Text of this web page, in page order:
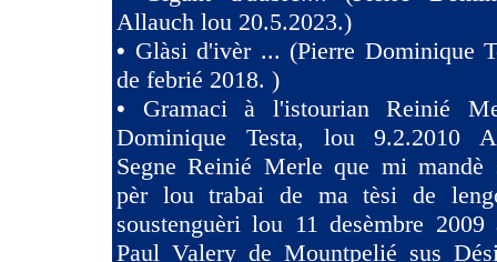
Allauch lou 20.5.2023.)
• Glàsi d'ivèr ... (Pierre Dominique
de febrié 2018. )
• Gramaci à l'istourian Reinié
Dominique Testa, lou 9.2.2010
Segne Reinié Merle que mi mandè
pèr lou trabai de ma tèsi de
soustenguèri lou 11 desèmbre
Paul Valery de Mountpelié sus